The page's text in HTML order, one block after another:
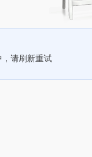
，请刷新重试